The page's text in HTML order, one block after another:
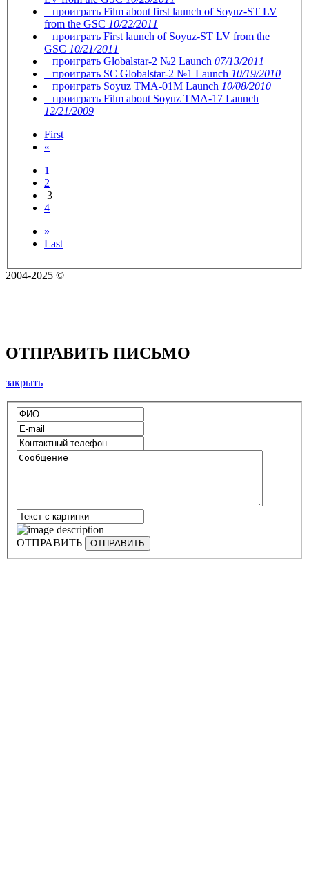
проиграть Film about first launch of Soyuz-ST LV
from the GSC 10/22/2011
проиграть First launch of Soyuz-ST LV from the
GSC 10/21/2011
проиграть Globalstar-2 №2 Launch 07/13/2011
проиграть SC Globalstar-2 №1 Launch 10/19/2010
проиграть Soyuz TMA-01M Launch 10/08/2010
проиграть Film about Soyuz ТМА-17 Launch
12/21/2009
First
«
1
2
3
4
»
Last
2004-2025 ©
ОТПРАВИТЬ ПИСЬМО
закрыть
ОТПРАВИТЬ